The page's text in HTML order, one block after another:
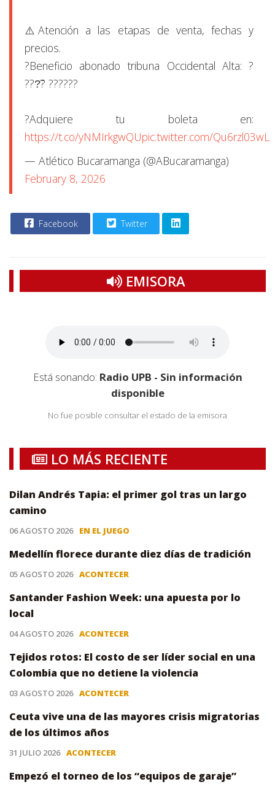
⚠️Atención a las etapas de venta, fechas y
precios.
?Beneficio abonado tribuna Occidental Alta: ?
???̃? ??????
?️Adquiere tu boleta en:
https://t.co/yNMIrkgwQUpic.twitter.com/Qu6rzl03wL
— Atlético Bucaramanga (@ABucaramanga)
February 8, 2026
Facebook Twitter
EMISORA
Está sonando: Radio UPB - Sin información
disponible
No fue posible consultar el estado de la emisora
LO MÁS RECIENTE
Dilan Andrés Tapia: el primer gol tras un largo
camino
06 AGOSTO 2026 EN EL JUEGO
Medellín florece durante diez días de tradición
05 AGOSTO 2026 ACONTECER
Santander Fashion Week: una apuesta por lo
local
04 AGOSTO 2026 ACONTECER
Tejidos rotos: El costo de ser líder social en una
Colombia que no detiene la violencia
03 AGOSTO 2026 ACONTECER
Ceuta vive una de las mayores crisis migratorias
de los últimos años
31 JULIO 2026 ACONTECER
Empezó el torneo de los “equipos de garaje”